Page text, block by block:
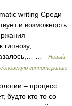
writing Среди
и возможность
…
Новый
гипнотерапию
– процесс
будто кто то со